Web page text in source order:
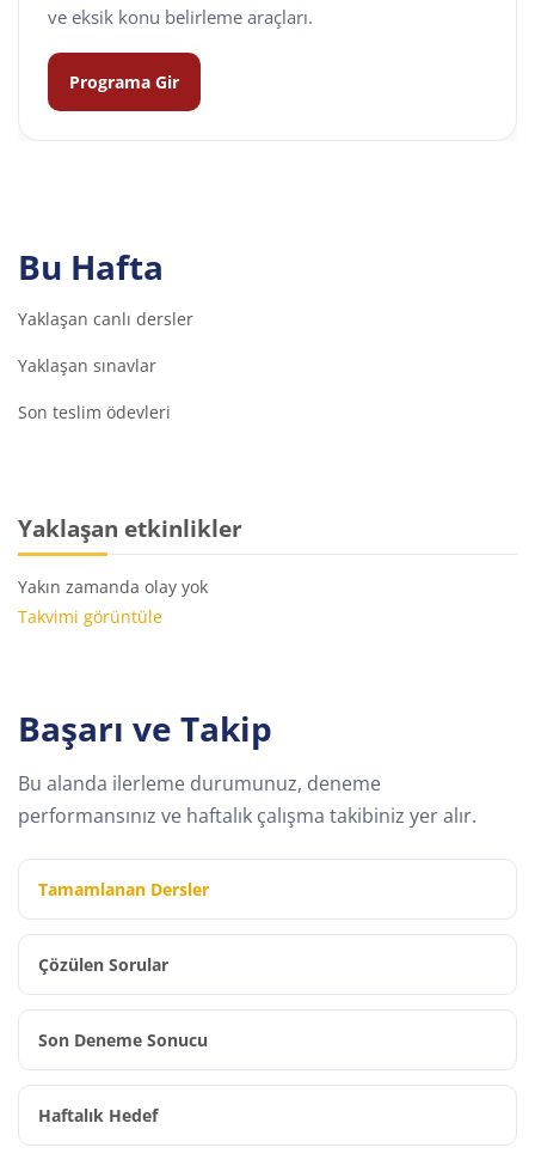
ve eksik konu belirleme araçları.
Programa Gir
Bu Hafta
Yaklaşan canlı dersler
Yaklaşan sınavlar
Son teslim ödevleri
Yaklaşan etkinlikler
Yakın zamanda olay yok
Takvimi görüntüle
Başarı ve Takip
Bu alanda ilerleme durumunuz, deneme
performansınız ve haftalık çalışma takibiniz yer alır.
Tamamlanan Dersler
Çözülen Sorular
Son Deneme Sonucu
Haftalık Hedef